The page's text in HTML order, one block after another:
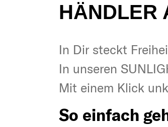
HÄNDLER
In Dir steckt
In unseren
Mit einem Klick
So einfach
In Dir steckt
In unseren
Mit einem Klick
So einfach